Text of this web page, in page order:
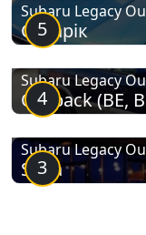
5
Subaru Legacy
Субарік
4
Subaru Legacy
Outback (BE,
3
Subaru Legacy
Suba